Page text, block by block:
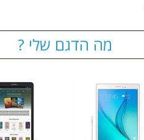
מה הדגם שלי ?